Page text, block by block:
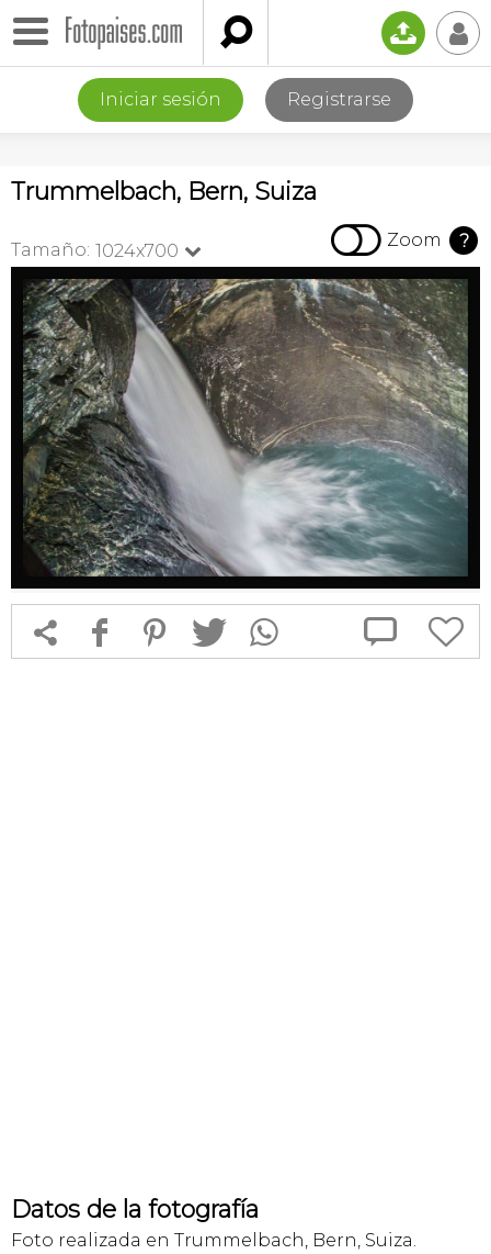
 📤 👤
Iniciar sesión Registrarse
Trummelbach, Bern, Suiza
Tamaño: 1024x700   Zoom ?
 f 1 T  
Datos de la fotografía
Foto realizada en Trummelbach, Bern, Suiza.